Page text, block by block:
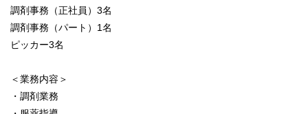
調剤事務（正社員）3名
調剤事務（パート）1名
ピッカー3名
＜業務内容＞
・調剤業務